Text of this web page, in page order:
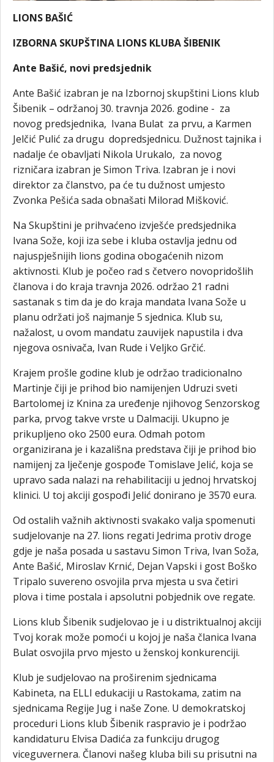
LIONS BAŠIĆ
IZBORNA SKUPŠTINA LIONS KLUBA ŠIBENIK
Ante Bašić, novi predsjednik
Ante Bašić izabran je na Izbornoj skupštini Lions klub
Šibenik – održanoj 30. travnja 2026. godine - za
novog predsjednika, Ivana Bulat za prvu, a Karmen
Jelčić Pulić za drugu dopredsjednicu. Dužnost tajnika i
nadalje će obavljati Nikola Urukalo, za novog
rizničara izabran je Simon Triva. Izabran je i novi
direktor za članstvo, pa će tu dužnost umjesto
Zvonka Pešića sada obnašati Milorad Mišković.
Na Skupštini je prihvaćeno izvješće predsjednika
Ivana Sože, koji iza sebe i kluba ostavlja jednu od
najuspješnijih lions godina obogaćenih nizom
aktivnosti. Klub je počeo rad s četvero novopridošlih
članova i do kraja travnja 2026. održao 21 radni
sastanak s tim da je do kraja mandata Ivana Sože u
planu održati još najmanje 5 sjednica. Klub su,
nažalost, u ovom mandatu zauvijek napustila i dva
njegova osnivača, Ivan Rude i Veljko Grčić.
Krajem prošle godine klub je održao tradicionalno
Martinje čiji je prihod bio namijenjen Udruzi sveti
Bartolomej iz Knina za uređenje njihovog Senzorskog
parka, prvog takve vrste u Dalmaciji. Ukupno je
prikupljeno oko 2500 eura. Odmah potom
organizirana je i kazališna predstava čiji je prihod bio
namijenj za lječenje gospođe Tomislave Jelić, koja se
upravo sada nalazi na rehabilitaciji u jednoj hrvatskoj
klinici. U toj akciji gospođi Jelić donirano je 3570 eura.
Od ostalih važnih aktivnosti svakako valja spomenuti
sudjelovanje na 27. lions regati Jedrima protiv droge
gdje je naša posada u sastavu Simon Triva, Ivan Soža,
Ante Bašić, Miroslav Krnić, Dejan Vapski i gost Boško
Tripalo suvereno osvojila prva mjesta u sva četiri
plova i time postala i apsolutni pobjednik ove regate.
Lions klub Šibenik sudjelovao je i u distriktualnoj akciji
Tvoj korak može pomoći u kojoj je naša članica Ivana
Bulat osvojila prvo mjesto u ženskoj konkurenciji.
Klub je sudjelovao na proširenim sjednicama
Kabineta, na ELLI edukaciji u Rastokama, zatim na
sjednicama Regije Jug i naše Zone. U demokratskoj
proceduri Lions klub Šibenik raspravio je i podržao
kandidaturu Elvisa Dadića za funkciju drugog
viceguvernera. Članovi našeg kluba bili su prisutni na